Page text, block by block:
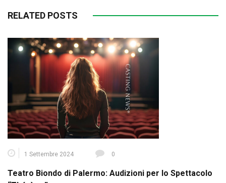
RELATED POSTS
1 Settembre 2024 0
Teatro Biondo di Palermo: Audizioni per lo Spettacolo